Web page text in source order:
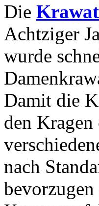
Die
Achtziger
wurde
Damit die
den
nach